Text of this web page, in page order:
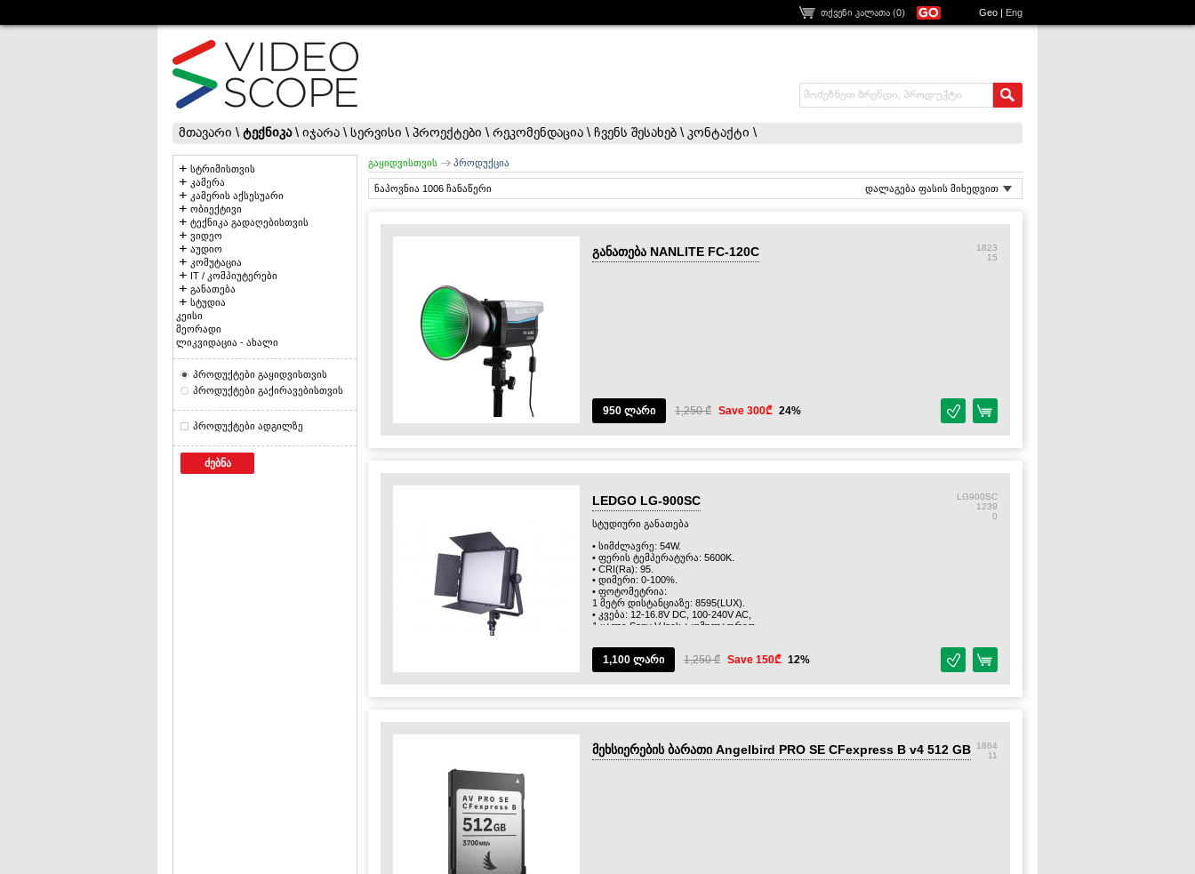
თქვენი კალათა (0) Geo | Eng
მთავარი \ ტექნიკა\ იჯარა \ სერვისი \ პროექტები \ რეკომენდაცია \ ჩვენს შესახებ \ კონტაქტი \
სტრიმისთვის
კამერა
კამერის აქსესუარი
ობიექტივი
ტექნიკა გადაღებისთვის
ვიდეო
აუდიო
კომუტაცია
IT / კომპიუტერები
განათება
სტუდია
კეისი
მეორადი
ლიკვიდაცია - ახალი
პროდუქტები გაყიდვისთვის
პროდუქტები გაქირავებისთვის
პროდუქტები ადგილზე
ძებნა
გაყიდვისთვის პროდუქცია
ნაპოვნია 1006 ჩანაწერი დალაგება ფასის მიხედვით
განათება NANLITE FC-120C
1823
15
950 ლარი 1,250 ₾ Save 300₾ 24%
LEDGO LG-900SC
LG900SC
1239
0
სტუდიური განათება
• სიმძლავრე: 54W.
• ფერის ტემპერატურა: 5600K.
• CRI(Ra): 95.
• დიმერი: 0-100%.
• ფოტომეტრია:
1 მეტრ დისტანციაზე: 8595(LUX).
• კვება: 12-16.8V DC, 100-240V AC,
1 ცალი Sony V-lock აკუმულაორით.
• ზომა: 425*284*73მმ.
• წონა: 3კგ.
1,100 ლარი 1,250 ₾ Save 150₾ 12%
მეხსიერების ბარათი Angelbird PRO SE CFexpress B v4 512 GB
1864
11